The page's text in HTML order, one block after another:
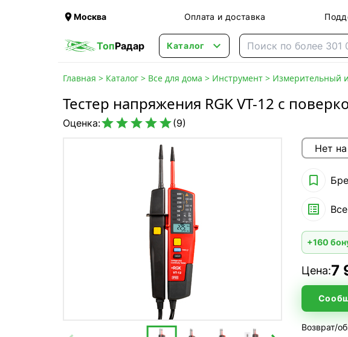
Москва Оплата и доставка
ТопРадар Каталог 
Главная > Каталог > Все для дома > Инструмент > Измерительный
Тестер напряжения RGK VT-12 с
Оценка:(9)
Нет

 Все
+160
Цена:7
Возврат/